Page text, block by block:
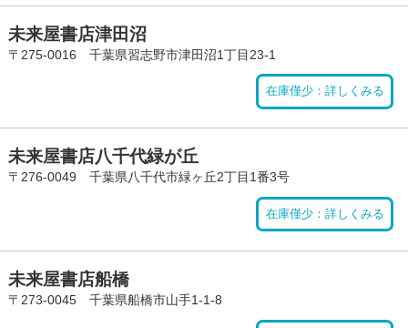
未来屋書店津田沼
〒275-0016 千葉県習志野市津田沼1丁目23-1
在庫僅少：詳しくみる
未来屋書店八千代緑が丘
〒276-0049 千葉県八千代市緑ヶ丘2丁目1番3号
在庫僅少：詳しくみる
未来屋書店船橋
〒273-0045 千葉県船橋市山手1-1-8